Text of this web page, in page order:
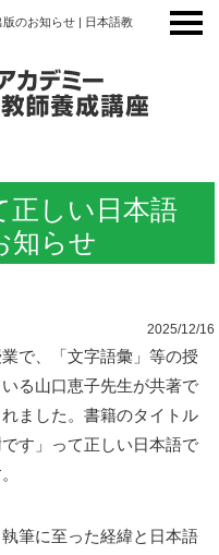
版のお知らせ | 日本語教
正しい日本語
知らせ
2025/12/16
で、「文字語彙」等の授
る山口恵子先生が共著で
ました。書籍のタイトル
す」って正しい日本語で
筆に至った経緯と日本語